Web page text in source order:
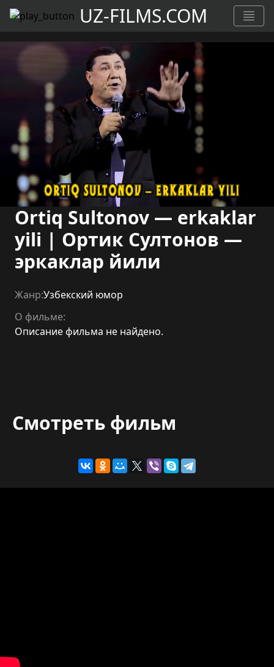
UZ-FILMS.COM
Ortiq Sultonov — erkaklar
yili | Ортик Султонов —
эркаклар йили
Жанр:Узбекский юмор
О фильме:
Описание фильма не найдено.
Смотреть фильм